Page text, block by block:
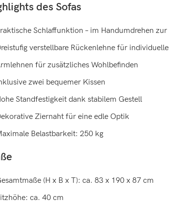
des Sofas
Schlaffunktion – im Handumdrehen
verstellbare Rückenlehne für
für zusätzliches Wohlbefinden
zwei bequemer Kissen
Standfestigkeit dank stabilem Gestell
Ziernaht für eine edle Optik
Belastbarkeit: 250 kg
(H x B x T): ca. 83 x 190 x 87 cm
ca. 40 cm